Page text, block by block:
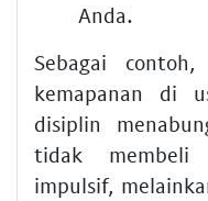
Anda.
Sebagai
kemapanan di
disiplin
tidak membeli
impulsif,